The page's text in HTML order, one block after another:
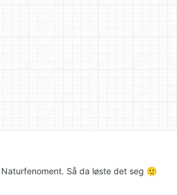
Så da løste det seg 🙂